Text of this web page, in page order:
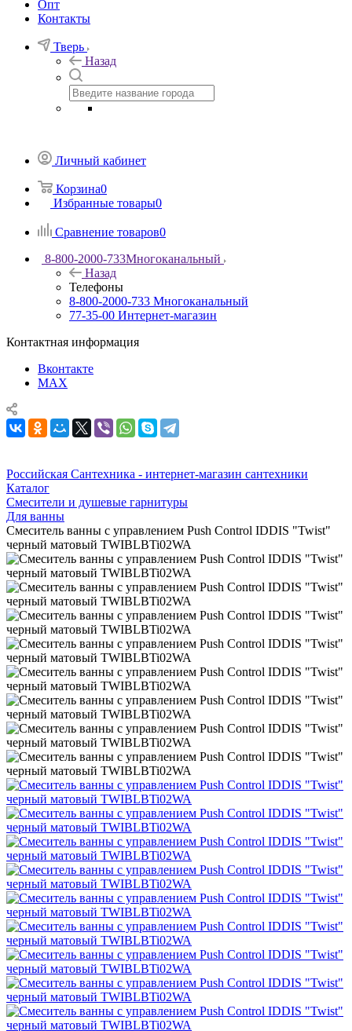
Опт
Контакты
Тверь
Назад
Личный кабинет
Корзина0
Избранные товары0
Сравнение товаров0
8-800-2000-733Многоканальный
Назад
Телефоны
8-800-2000-733 Многоканальный
77-35-00 Интернет-магазин
Контактная информация
Вконтакте
MAX
Российская Сантехника - интернет-магазин сантехники
Каталог
Смесители и душевые гарнитуры
Для ванны
Смеситель ванны c управлением Push Control IDDIS "Twist"
черный матовый TWIBLBTi02WA